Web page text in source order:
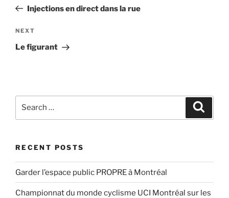
PostInjections en direct dans la rue
Next
Post
NEXT
Le figurant
RECENT POSTS
Garder l’espace public PROPRE à Montréal
Championnat du monde cyclisme UCI Montréal sur les